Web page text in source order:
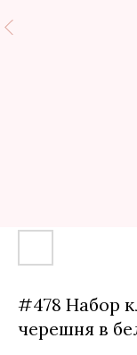
#478 Набор
черешня в